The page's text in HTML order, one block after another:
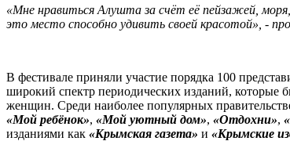
«Мне нравиться Алушта за счёт её пейзажей,
это место способно удивить своей красотой», -
В фестивале приняли участие порядка 100
широкий спектр периодических изданий, которые
женщин. Среди наиболее популярных
«Мой ребёнок», «Мой уютный дом», «Отдохни»,
изданиями как «Крымская газета» и «Крымские